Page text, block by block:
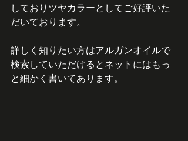
しておりツヤカラーとしてご好評いた
だいております。
詳しく知りたい方はアルガンオイルで
検索していただけるとネットにはもっ
と細かく書いてあります。